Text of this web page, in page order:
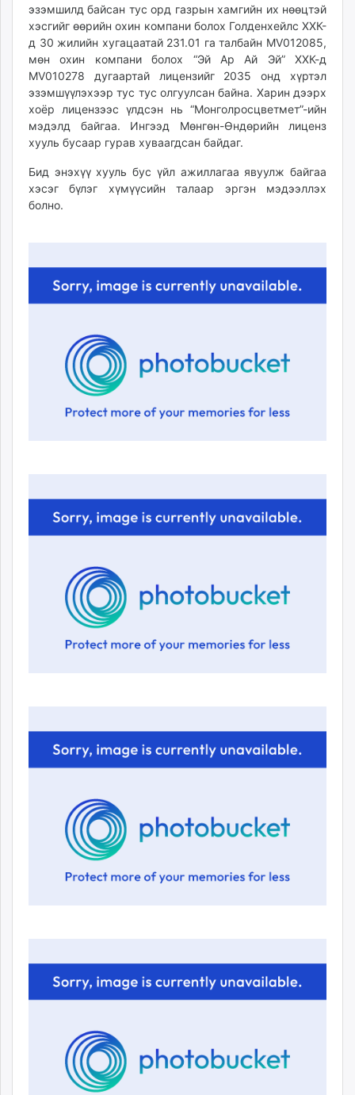
эзэмшилд байсан тус орд газрын хамгийн их нөөцтэй
хэсгийг өөрийн охин компани болох Голденхейлс ХХК-
д 30 жилийн хугацаатай 231.01 га талбайн MV012085,
мөн охин компани болох “Эй Ар Ай Эй” ХХК-д
MV010278 дугаартай лицензийг 2035 онд хүртэл
эзэмшүүлэхээр тус тус олгуулсан байна. Харин дээрх
хоёр лицензээс үлдсэн нь “Монголросцветмет”-ийн
мэдэлд байгаа. Ингээд Мөнгөн-Өндөрийн лиценз
хууль бусаар гурав хуваагдсан байдаг.
Бид энэхүү хууль бус үйл ажиллагаа явуулж байгаа
хэсэг бүлэг хүмүүсийн талаар эргэн мэдээллэх
болно.